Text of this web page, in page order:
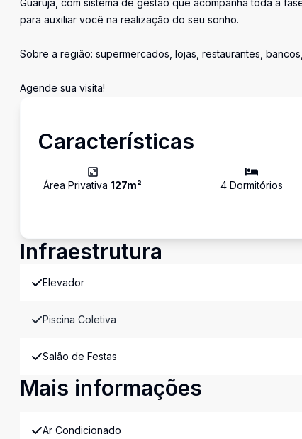
Guarujá, com sistema de gestão que acompanha toda a
para auxiliar você na realização do seu sonho.
Sobre a região: supermercados, lojas, restaurantes,
Agende sua visita!
Características
Área Privativa 127m² 4 Dormitórios
Infraestrutura
Elevador
Piscina Coletiva
Salão de Festas
Mais informações
Ar Condicionado